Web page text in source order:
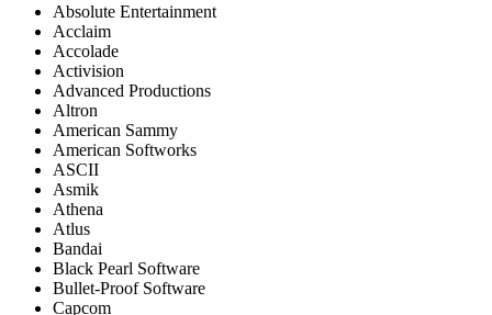
Absolute Entertainment
Acclaim
Accolade
Activision
Advanced Productions
Altron
American Sammy
American Softworks
ASCII
Asmik
Athena
Atlus
Bandai
Black Pearl Software
Bullet-Proof Software
Capcom